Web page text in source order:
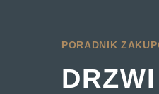
PORADNIK